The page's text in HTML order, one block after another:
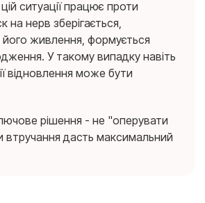
ситуації працює проти
на нерв зберігається,
живлення, формується
У такому випадку навіть
відновлення може бути
рішення - не "оперувати
втручання дасть максимальний